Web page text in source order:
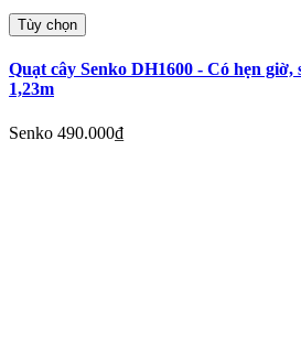
Tùy chọn
Quạt cây Senko DH1600 - Có hẹn giờ,
1,23m
Senko 490.000₫